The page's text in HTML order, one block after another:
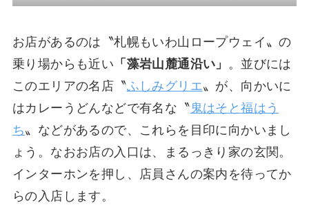
お店があるのは〝札幌もいわ山ロープウェイ〟の
乗り場からも近い 「藻岩山麓通沿い」 。並びには
このエリアの名店〝ふしみグリエ〟が、向かいに
はカレーうどんなどで有名な〝 鬼はそと福はう
ち〟などがあるので、これらを目印に向かいまし
ょう。なおお店の入口は、まるっきり家の玄関。
インターホンを押し、店員さんの案内を待ってか
らの入店します。